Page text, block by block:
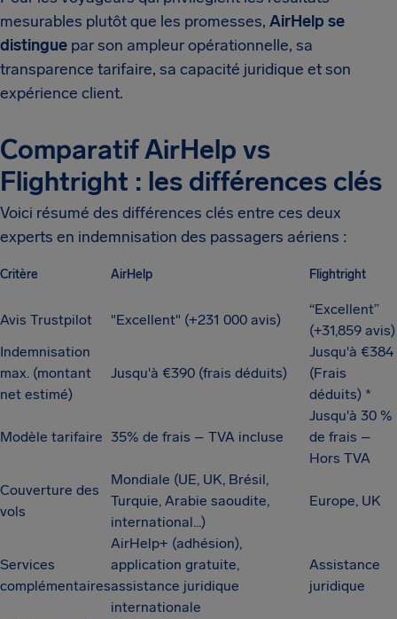
mesurables plutôt que les promesses, AirHelp se
distingue par son ampleur opérationnelle, sa
transparence tarifaire, sa capacité juridique et son
expérience client.
Comparatif AirHelp vs
Flightright : les différences clés
Voici résumé des différences clés entre ces deux
experts en indemnisation des passagers aériens :
Critère AirHelp Flightright
Avis Trustpilot "Excellent" (+231 000 avis)
“Excellent”
(+31,859 avis)
Indemnisation
max. (montant
net estimé)
Jusqu'à €390 (frais déduits)
Jusqu'à €384
(Frais
déduits) *
Modèle tarifaire 35% de frais – TVA incluse
Jusqu'à 30 %
de frais –
Hors TVA
Couverture des
vols
Mondiale (UE, UK, Brésil,
Turquie, Arabie saoudite,
international...)
Europe, UK
Services
complémentaires
AirHelp+ (adhésion),
application gratuite,
assistance juridique
internationale
Assistance
juridique